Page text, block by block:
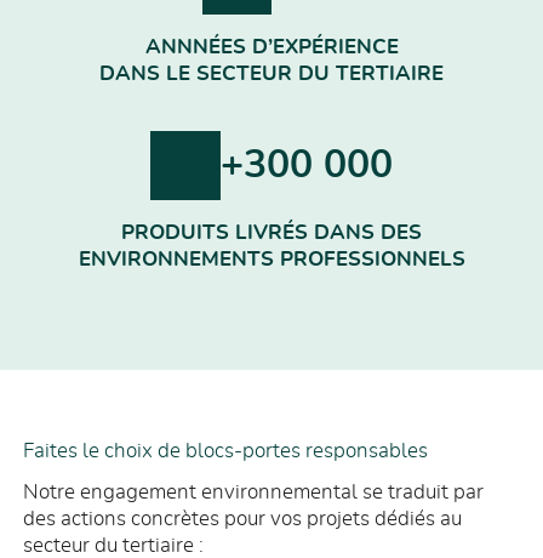
ANNNÉES D’EXPÉRIENCE
DANS LE SECTEUR DU TERTIAIRE
+300 000
PRODUITS LIVRÉS DANS DES
ENVIRONNEMENTS PROFESSIONNELS
Faites le choix de blocs-portes responsables
Notre engagement environnemental se traduit par
des actions concrètes pour vos projets dédiés au
secteur du tertiaire :